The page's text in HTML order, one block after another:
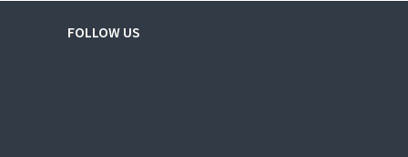
FOLLOW US